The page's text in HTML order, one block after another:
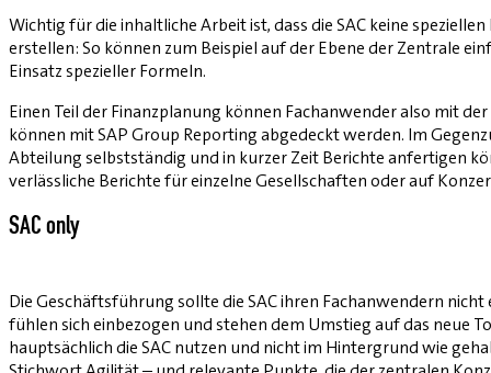
Wichtig für die inhaltliche Arbeit ist, dass die SAC keine
erstellen: So können zum Beispiel auf der Ebene der Zentrale
Einsatz spezieller Formeln.
Einen Teil der Finanzplanung können Fachanwender also mit
können mit SAP Group Reporting abgedeckt werden. Im
Abteilung selbstständig und in kurzer Zeit Berichte anfertigen
verlässliche Berichte für einzelne Gesellschaften oder auf
SAC only
Die Geschäftsführung sollte die SAC ihren Fachanwendern
fühlen sich einbezogen und stehen dem Umstieg auf das neue
hauptsächlich die SAC nutzen und nicht im Hintergrund wie